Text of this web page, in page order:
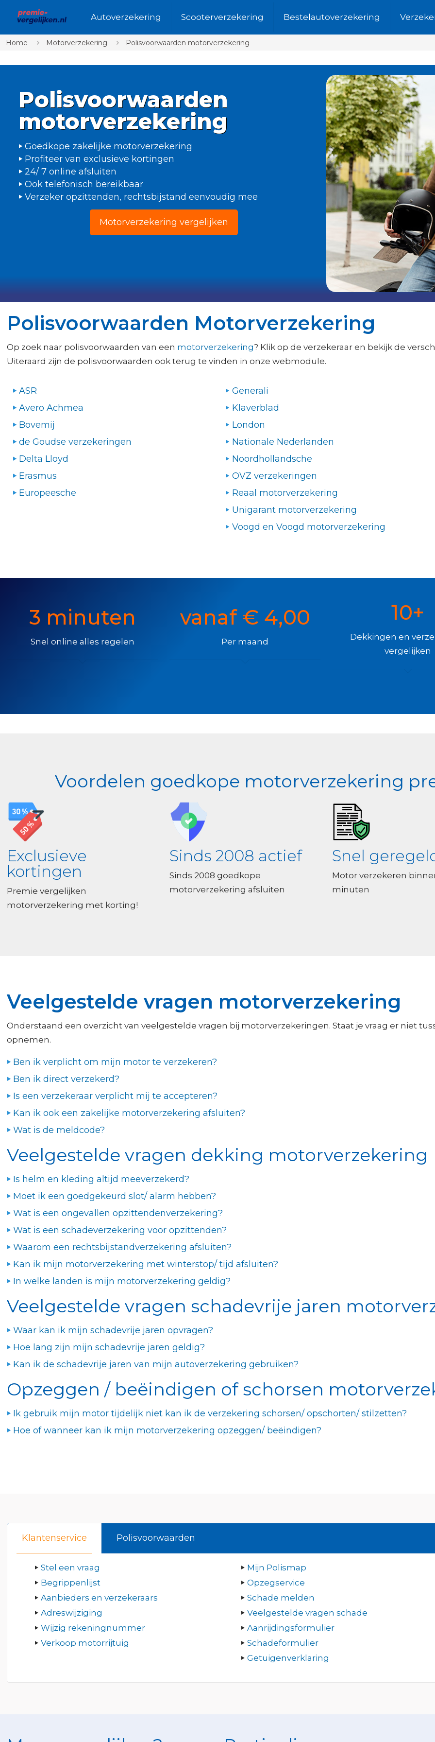
Autoverzekering Scooterverzekering Bestelautoverzekering
Home Motorverzekering Polisvoorwaarden motorverzekering
Polisvoorwaarden
motorverzekering
Goedkope zakelijke motorverzekering
Profiteer van exclusieve kortingen
24/ 7 online afsluiten
Ook telefonisch bereikbaar
Verzeker opzittenden, rechtsbijstand eenvoudig mee
Motorverzekering vergelijken
Polisvoorwaarden Motorverzekering
Op zoek naar polisvoorwaarden van een motorverzekering? Klik op de verzekeraar en bekijk de
Uiteraard zijn de polisvoorwaarden ook terug te vinden in onze webmodule.
ASR
Avero Achmea
Bovemij
de Goudse verzekeringen
Delta Lloyd
Erasmus
Europeesche
Generali
Klaverblad
London
Nationale Nederlanden
Noordhollandsche
OVZ verzekeringen
Reaal motorverzekering
Unigarant motorverzekering
Voogd en Voogd motorverzekering
3 minuten
Snel online alles regelen
vanaf € 4,00
Per maand
10+
Dekkingen en
vergelijken
Voordelen goedkope motorverzekering
Exclusieve
kortingen
Premie vergelijken
motorverzekering met korting!
Sinds 2008 actief
Sinds 2008 goedkope
motorverzekering afsluiten
Snel
Motor verzekeren
minuten
Veelgestelde vragen motorverzekering
Onderstaand een overzicht van veelgestelde vragen bij motorverzekeringen. Staat je vraag er niet
opnemen.
Ben ik verplicht om mijn motor te verzekeren?
Ben ik direct verzekerd?
Is een verzekeraar verplicht mij te accepteren?
Kan ik ook een zakelijke motorverzekering afsluiten?
Wat is de meldcode?
Veelgestelde vragen dekking motorverzekering
Is helm en kleding altijd meeverzekerd?
Moet ik een goedgekeurd slot/ alarm hebben?
Wat is een ongevallen opzittendenverzekering?
Wat is een schadeverzekering voor opzittenden?
Waarom een rechtsbijstandverzekering afsluiten?
Kan ik mijn motorverzekering met winterstop/ tijd afsluiten?
In welke landen is mijn motorverzekering geldig?
Veelgestelde vragen schadevrije jaren
Waar kan ik mijn schadevrije jaren opvragen?
Hoe lang zijn mijn schadevrije jaren geldig?
Kan ik de schadevrije jaren van mijn autoverzekering gebruiken?
Opzeggen / beëindigen of schorsen
Ik gebruik mijn motor tijdelijk niet kan ik de verzekering schorsen/ opschorten/ stilzetten?
Hoe of wanneer kan ik mijn motorverzekering opzeggen/ beëindigen?
Klantenservice Polisvoorwaarden
Stel een vraag
Begrippenlijst
Aanbieders en verzekeraars
Adreswijziging
Wijzig rekeningnummer
Verkoop motorrijtuig
Mijn Polismap
Opzegservice
Schade melden
Veelgestelde vragen schade
Aanrijdingsformulier
Schadeformulier
Getuigenverklaring